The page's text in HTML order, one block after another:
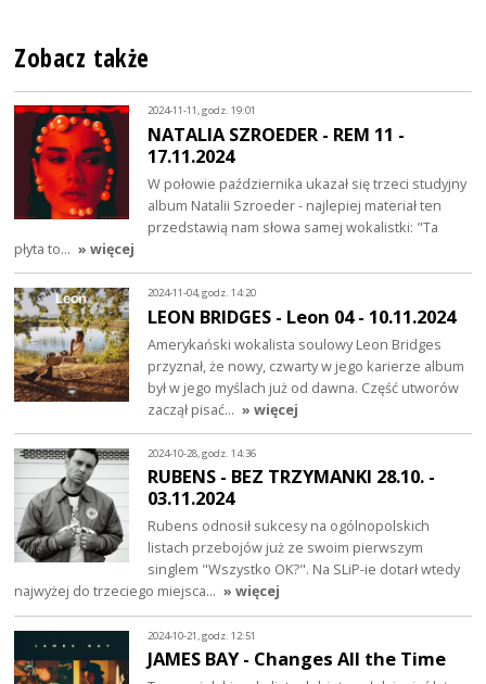
Zobacz także
2024-11-11, godz. 19:01
NATALIA SZROEDER - REM 11 -
17.11.2024
W połowie października ukazał się trzeci studyjny
album Natalii Szroeder - najlepiej materiał ten
przedstawią nam słowa samej wokalistki: "Ta
płyta to… » więcej
2024-11-04, godz. 14:20
LEON BRIDGES - Leon 04 - 10.11.2024
Amerykański wokalista soulowy Leon Bridges
przyznał, że nowy, czwarty w jego karierze album
był w jego myślach już od dawna. Część utworów
zaczął pisać… » więcej
2024-10-28, godz. 14:36
RUBENS - BEZ TRZYMANKI 28.10. -
03.11.2024
Rubens odnosił sukcesy na ogólnopolskich
listach przebojów już ze swoim pierwszym
singlem "Wszystko OK?". Na SLiP-ie dotarł wtedy
najwyżej do trzeciego miejsca… » więcej
2024-10-21, godz. 12:51
JAMES BAY - Changes All the Time